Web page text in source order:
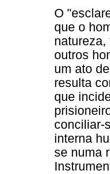
O
que o
outros
um ato
resulta
que
conciliar-
interna
se numa